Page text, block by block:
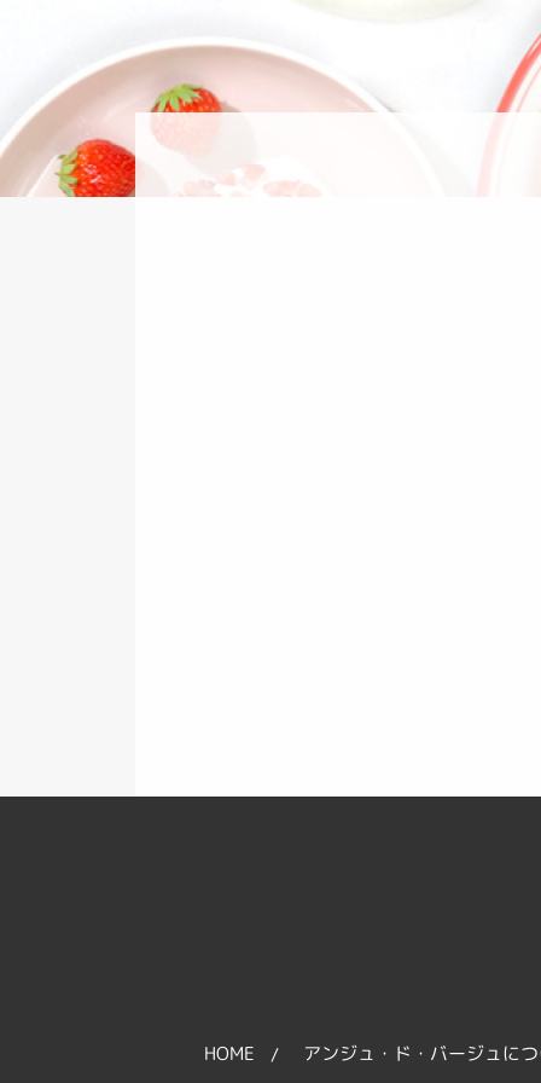
HOME アンジュ・ド・バージュに